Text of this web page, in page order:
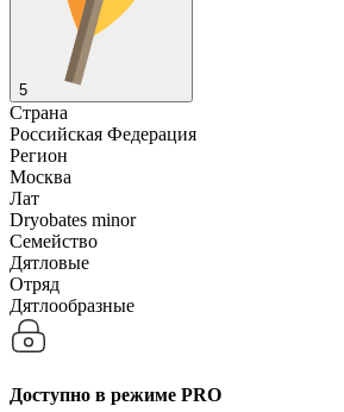
5
Страна
Российская Федерация
Регион
Москва
Лат
Dryobates minor
Семейство
Дятловые
Отряд
Дятлообразные
Доступно в режиме PRO